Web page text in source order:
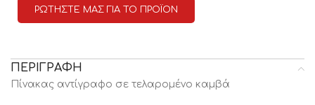
ΡΩΤΗΣΤΕ ΜΑΣ ΓΙΑ ΤΟ ΠΡΟΪΟΝ
ΠΕΡΙΓΡΑΦΗ
Πίνακας αντίγραφο σε τελαρομένο καμβά